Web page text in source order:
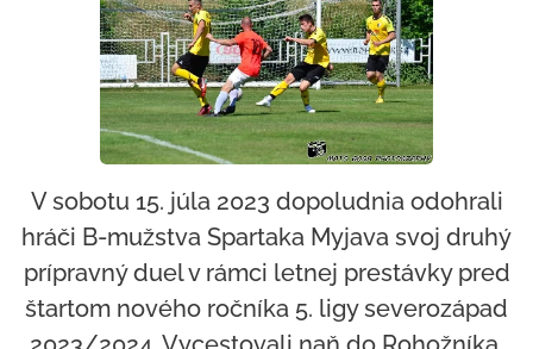
V sobotu 15. júla 2023 dopoludnia odohrali
hráči B-mužstva Spartaka Myjava svoj druhý
prípravný duel v rámci letnej prestávky pred
štartom nového ročníka 5. ligy severozápad